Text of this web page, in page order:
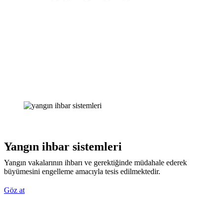
Yangın ihbar sistemleri
Yangın vakalarının ihbarı ve gerektiğinde müdahale ederek
büyümesini engelleme amacıyla tesis edilmektedir.
Göz at